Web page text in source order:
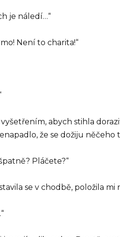
je náledí…“
Není to charita!“
abych stihla
že se dožiju něčeho
Pláčete?“
se v chodbě, položila